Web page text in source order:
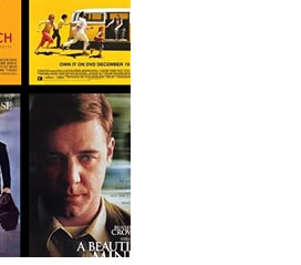
Manase Robert Kambu
Berpulang, Papua Kehilangan
Tokoh yang Membesarkan
Persipura